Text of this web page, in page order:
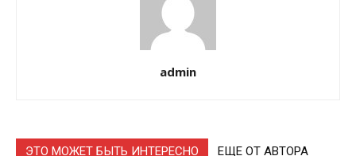
admin
ЭТО МОЖЕТ БЫТЬ ИНТЕРЕСНО ЕЩЕ ОТ АВТОРА